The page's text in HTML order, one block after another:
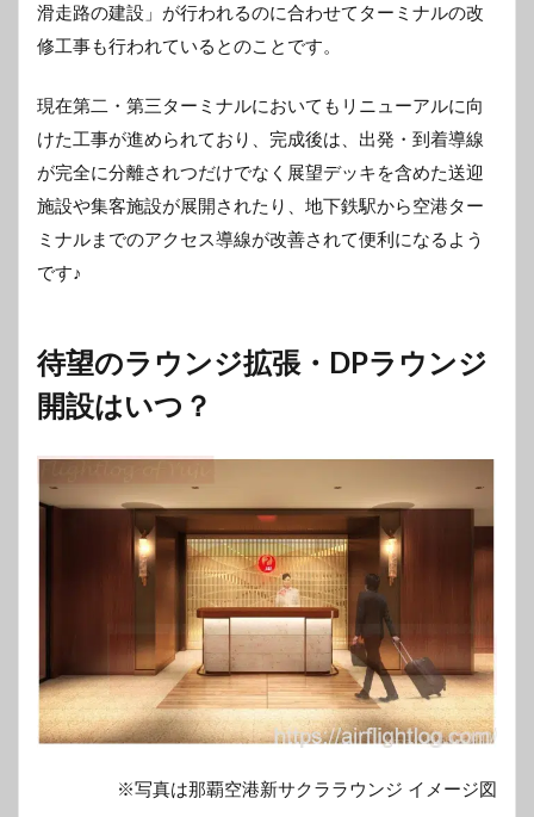
滑走路の建設」が行われるのに合わせてターミナルの改
修工事も行われているとのことです。
現在第二・第三ターミナルにおいてもリニューアルに向
けた工事が進められており、完成後は、出発・到着導線
が完全に分離されつだけでなく展望デッキを含めた送迎
施設や集客施設が展開されたり、地下鉄駅から空港ター
ミナルまでのアクセス導線が改善されて便利になるよう
です♪
待望のラウンジ拡張・DPラウンジ
開設はいつ？
※写真は那覇空港新サクララウンジ イメージ図